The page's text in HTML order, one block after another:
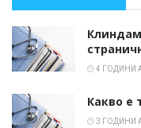
4 ГОДИНИ
Какво е
3 ГОДИНИ